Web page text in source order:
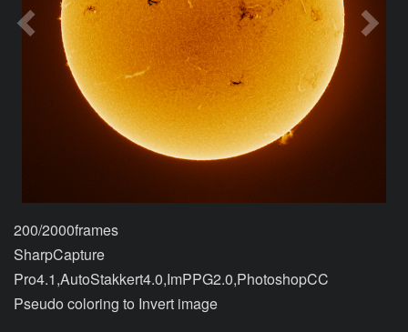
200/2000frames
SharpCapture
Pro4.1,AutoStakkert4.0,ImPPG2.0,PhotoshopCC